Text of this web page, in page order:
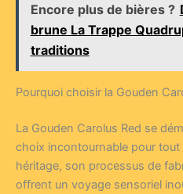
Encore plus de bières ?
brune La Trappe
traditions
Pourquoi choisir la Gouden
La Gouden Carolus Red se
choix incontournable pour tout
héritage, son processus de
offrent un voyage sensoriel